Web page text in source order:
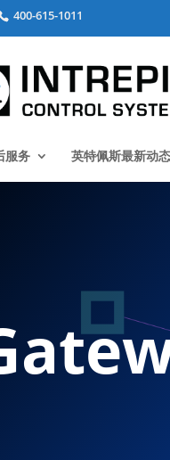
400-615-1011
服务 英特佩斯最新动态